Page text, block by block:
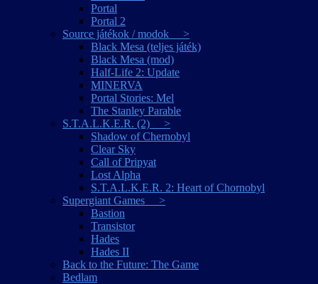
Portal
Portal 2
Source játékok / modok >
Black Mesa (teljes játék)
Black Mesa (mod)
Half-Life 2: Update
MINERVA
Portal Stories: Mel
The Stanley Parable
S.T.A.L.K.E.R. (2) >
Shadow of Chernobyl
Clear Sky
Call of Pripyat
Lost Alpha
S.T.A.L.K.E.R. 2: Heart of Chornobyl
Supergiant Games >
Bastion
Transistor
Hades
Hades II
Back to the Future: The Game
Bedlam